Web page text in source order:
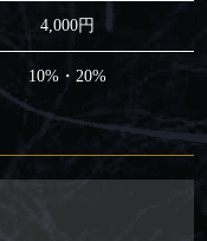
4,000円
10%・20%